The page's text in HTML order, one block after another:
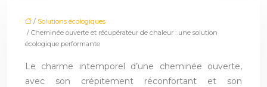
/ Solutions écologiques
/ Cheminée ouverte et récupérateur de chaleur : une solution
écologique performante
Le charme intemporel d’une cheminée ouverte,
avec son crépitement réconfortant et son